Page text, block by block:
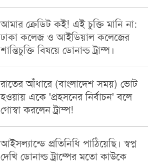
আমার ক্রেডিট ক‌ই! এই চুক্তি মানি না:
ঢাকা কলেজ ও আইডিয়াল কলেজের
শান্তিচুক্তি বিষয়ে ডোনাল্ড ট্রাম্প।
রাতের আঁধারে (বাংলাদেশ সময়) ভোট
হ‌ওয়ায় একে 'প্রহসনের নির্বাচন' বলে
গোস্বা করলেন ট্রাম্প!
আইসল্যান্ডে প্রতিনিধি পাঠিয়েছি। স্বপ্ন
দেখি ডোনাল্ড ট্রাম্পের মতো কাউকে